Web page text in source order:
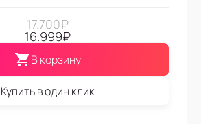
17.700₽
16.999₽
В корзину
Купить в один клик